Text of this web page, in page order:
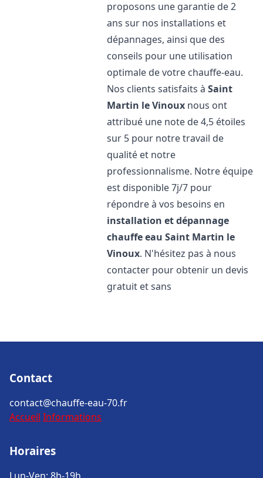
proposons une garantie de 2
ans sur nos installations et
dépannages, ainsi que des
conseils pour une utilisation
optimale de votre chauffe-eau.
Nos clients satisfaits àSaint
Martin le Vinoux nous ont
attribué une note de 4,5 étoiles
sur 5 pour notre travail de
qualité et notre
professionnalisme. Notre équipe
est disponible 7j/7 pour
répondre à vos besoins en
installation et dépannage
chauffe eau Saint Martin le
Vinoux. N'hésitez pas à nous
contacter pour obtenir un devis
gratuit et sans
Contact
contact@chauffe-eau-70.fr
Accueil Informations
Horaires